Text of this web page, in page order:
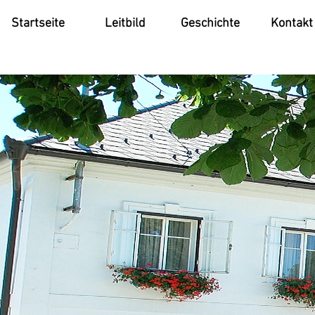
Startseite Leitbild Geschichte Kontakt